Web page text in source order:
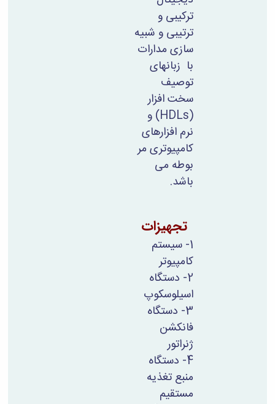
ترکیبی و
ترتیبی و شبیه
سازی مدارات
با زبانهای
توصیف
سخت افزار
(HDLs) و
نرم افزارهای
کامپیوتری مر
بوطه می
باشد.
تجهیزات
1- سیستم
کامپیوتر
2- دستگاه
اسیلوسکوپ
3- دستگاه
فانکشن
ژنراتور
4- دستگاه
منبع تغذیه
مستقیم